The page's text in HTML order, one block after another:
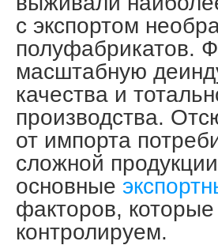
с экспортом
полуфабрикатов.
масштабную
качества и
производства.
от импорта
сложной
основные
факторов,
контролируем.